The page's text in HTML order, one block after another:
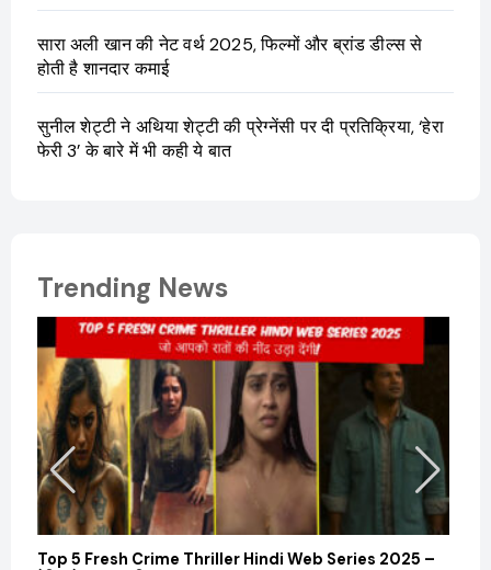
सारा अली खान की नेट वर्थ 2025, फिल्मों और ब्रांड डील्स से
होती है शानदार कमाई
सुनील शेट्टी ने अथिया शेट्टी की प्रेग्नेंसी पर दी प्रतिक्रिया, ‘हेरा
फेरी 3’ के बारे में भी कही ये बात
Trending News
Top 5 Fresh Crime Thriller Hindi Web Series 2025 –